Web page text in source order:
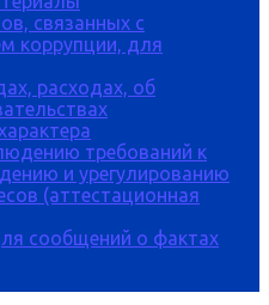
связанных с
коррупции, для
расходах, об
требований к
и урегулированию
(аттестационная
сообщений о фактах